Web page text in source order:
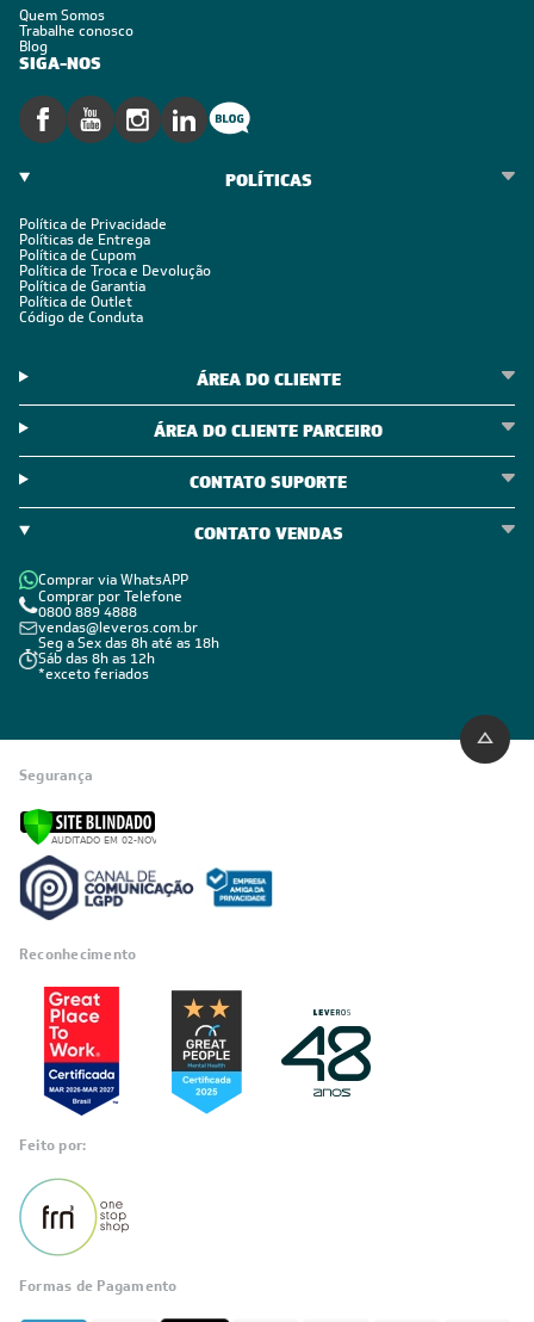
Quem Somos
Trabalhe conosco
Blog
SIGA-NOS
POLÍTICAS
Política de Privacidade
Políticas de Entrega
Política de Cupom
Política de Troca e Devolução
Política de Garantia
Política de Outlet
Código de Conduta
ÁREA DO CLIENTE
ÁREA DO CLIENTE PARCEIRO
CONTATO SUPORTE
CONTATO VENDAS
Comprar via WhatsAPP
Comprar por Telefone
0800 889 4888
vendas@leveros.com.br
Seg a Sex das 8h até as 18h
Sáb das 8h as 12h
*exceto feriados
Segurança
Reconhecimento
Feito por:
Formas de Pagamento